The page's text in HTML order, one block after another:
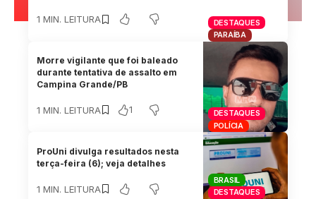
DESTAQUES
PARAÍBA
1 MIN. LEITURA
DESTAQUES
POLÍCIA
Morre vigilante que foi baleado
durante tentativa de assalto em
Campina Grande/PB
1 MIN. LEITURA 1
BRASIL
DESTAQUES
ProUni divulga resultados nesta
terça-feira (6); veja detalhes
1 MIN. LEITURA